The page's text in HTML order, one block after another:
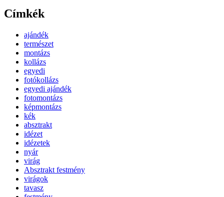
Címkék
ajándék
természet
montázs
kollázs
egyedi
fotókollázs
egyedi ajándék
fotomontázs
képmontázs
kék
absztrakt
idézet
idézetek
nyár
virág
Absztrakt festmény
virágok
tavasz